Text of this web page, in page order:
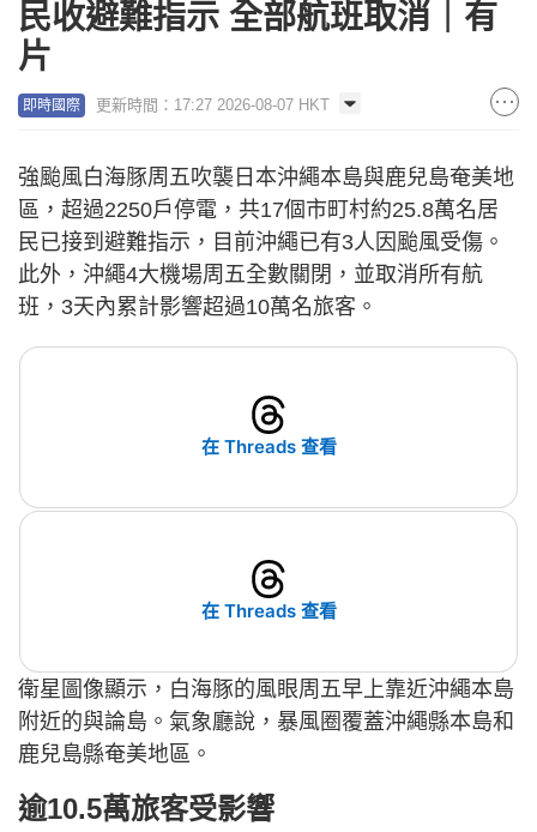
民收避難指示 全部航班取消｜有
片
即時國際 更新時間：17:27 2026-08-07 HKT
強颱風白海豚周五吹襲日本沖繩本島與鹿兒島奄美地
區，超過2250戶停電，共17個市町村約25.8萬名居
民已接到避難指示，目前沖繩已有3人因颱風受傷。
此外，沖繩4大機場周五全數關閉，並取消所有航
班，3天內累計影響超過10萬名旅客。
在 Threads 查看
在 Threads 查看
衛星圖像顯示，白海豚的風眼周五早上靠近沖繩本島
附近的與論島。氣象廳說，暴風圈覆蓋沖繩縣本島和
鹿兒島縣奄美地區。
逾10.5萬旅客受影響